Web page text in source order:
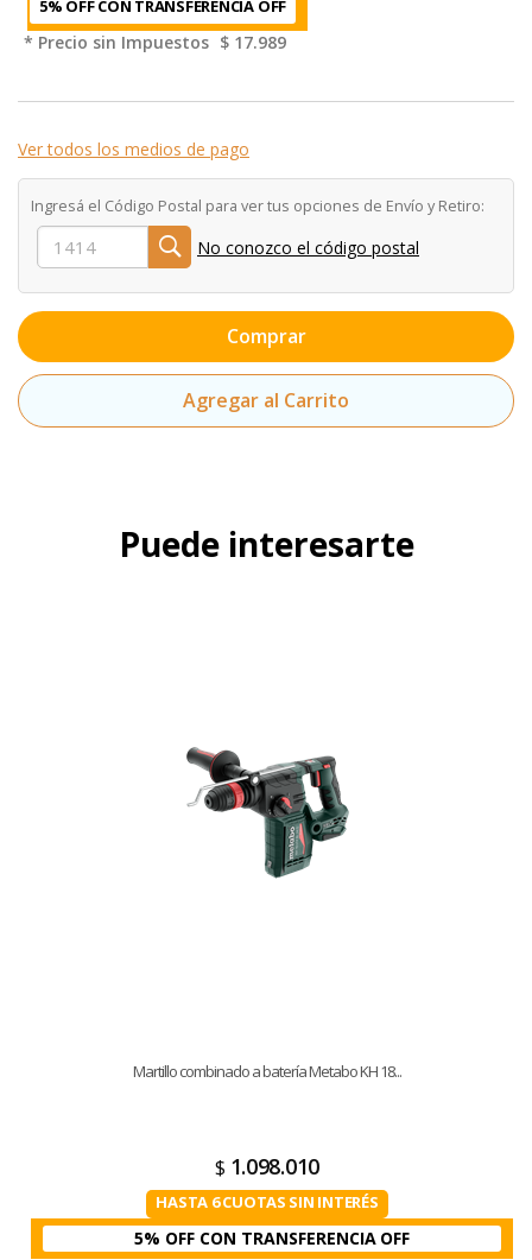
5% OFF CON TRANSFERENCIA
* Precio sin Impuestos $ 17.989
Ver todos los medios de pago
Ingresá el Código Postal para ver tus opciones de Envío y Retiro:
No conozco el código postal
Comprar
Agregar al Carrito
Puede interesarte
Martillo combinado a batería Metabo KH 18...
$ 1.098.010
HASTA 6 CUOTAS SIN INTERÉS
5% OFF CON TRANSFERENCIA